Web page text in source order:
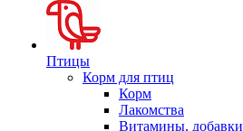
Птицы
Корм для птиц
Корм
Лакомства
Витамины, добавки